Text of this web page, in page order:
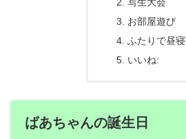
お部屋遊び
ふたりで昼寝
いいね:
ばあちゃんの誕生日